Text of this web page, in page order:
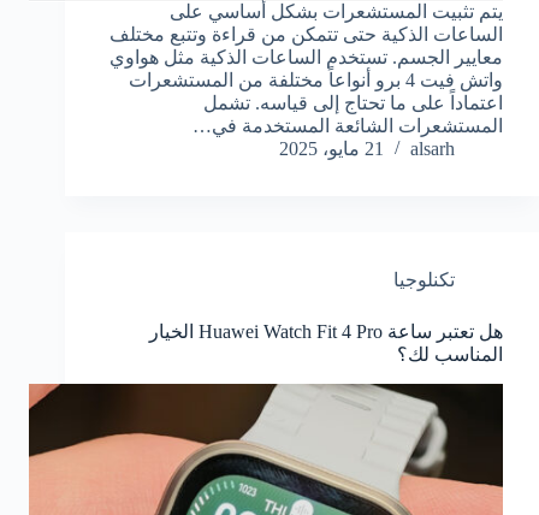
يتم تثبيت المستشعرات بشكل أساسي على
الساعات الذكية حتى تتمكن من قراءة وتتبع مختلف
معايير الجسم. تستخدم الساعات الذكية مثل هواوي
واتش فيت 4 برو أنواعاً مختلفة من المستشعرات
اعتماداً على ما تحتاج إلى قياسه. تشمل
المستشعرات الشائعة المستخدمة في…
alsarh
21 مايو، 2025
تكنلوجيا
هل تعتبر ساعة Huawei Watch Fit 4 Pro الخيار
المناسب لك؟